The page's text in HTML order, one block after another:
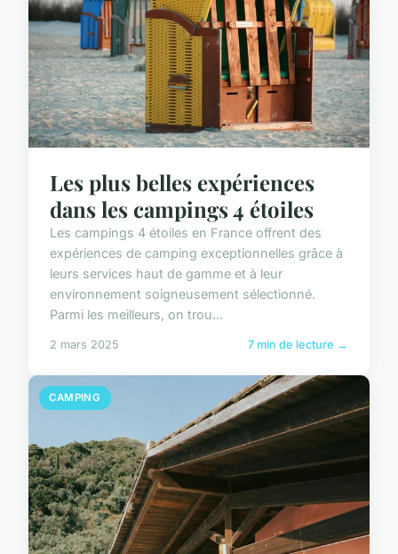
Les plus belles expériences
dans les campings 4 étoiles
Les campings 4 étoiles en France offrent des
expériences de camping exceptionnelles grâce à
leurs services haut de gamme et à leur
environnement soigneusement sélectionné.
Parmi les meilleurs, on trou...
2 mars 2025 7 min de lecture →
CAMPING